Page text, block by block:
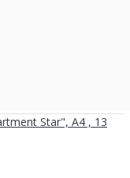
Star", A4 , 13